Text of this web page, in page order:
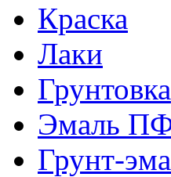
Краска
Лаки
Грунтовка
Эмаль
Грунт-